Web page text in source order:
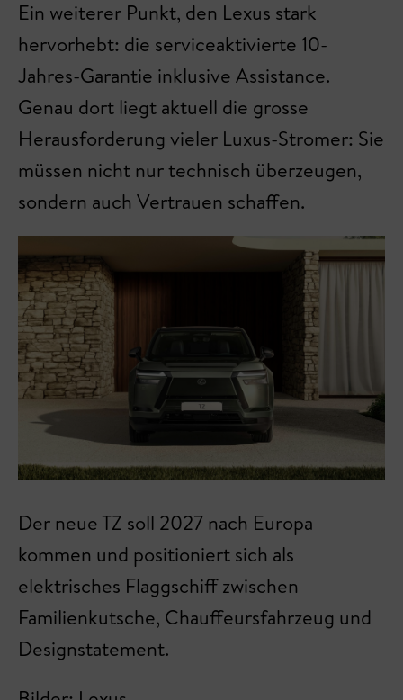
Ein weiterer Punkt, den Lexus stark
hervorhebt: die serviceaktivierte 10-
Jahres-Garantie inklusive Assistance.
Genau dort liegt aktuell die grosse
Herausforderung vieler Luxus-Stromer: Sie
müssen nicht nur technisch überzeugen,
sondern auch Vertrauen schaffen.
Der neue TZ soll 2027 nach Europa
kommen und positioniert sich als
elektrisches Flaggschiff zwischen
Familienkutsche, Chauffeursfahrzeug und
Designstatement.